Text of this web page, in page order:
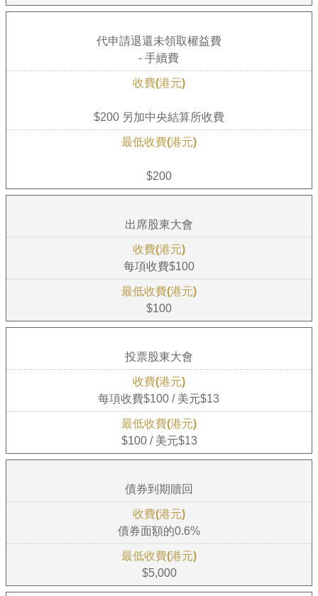
代申請退還未領取權益費
- 手續費
$200 另加中央結算所收費
$200
出席股東大會
每項收費$100
$100
投票股東大會
每項收費$100 / 美元$13
$100 / 美元$13
債券到期贖回
債券面額的0.6%
$5,000